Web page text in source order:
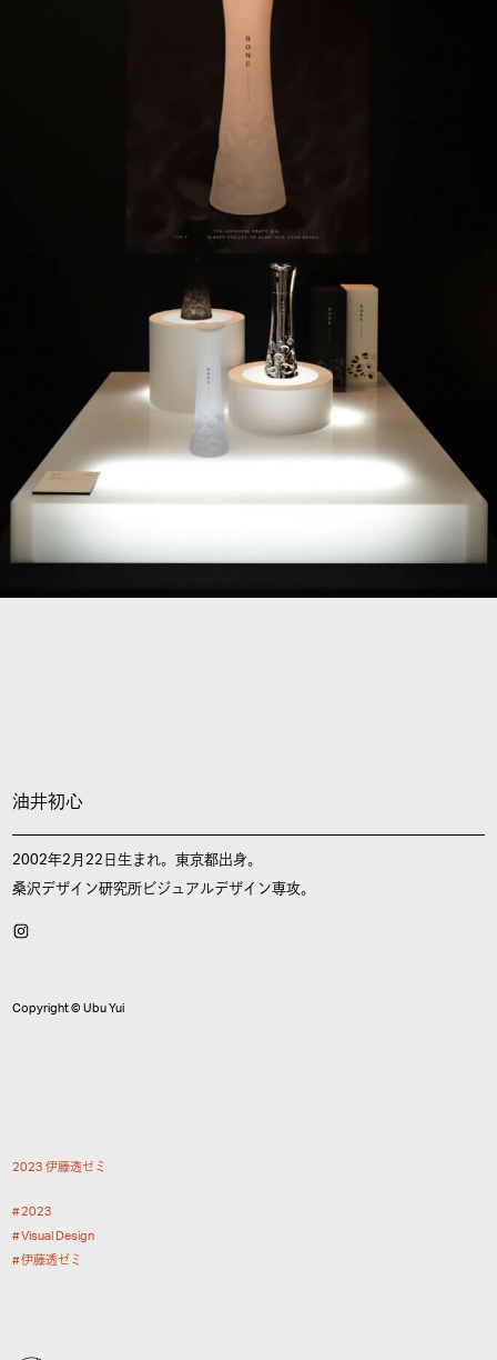
油井初心
2002年2月22日生まれ。東京都出身。
桑沢デザイン研究所ビジュアルデザイン専攻。
Copyright © Ubu Yui
2023 伊藤透ゼ ミ
2023
Visual Design
伊藤透ゼ ミ